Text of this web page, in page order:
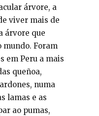
árvore, a
viver mais de
árvore que
mundo. Foram
em Peru a mais
queñoa,
numa
lamas e as
ao pumas,